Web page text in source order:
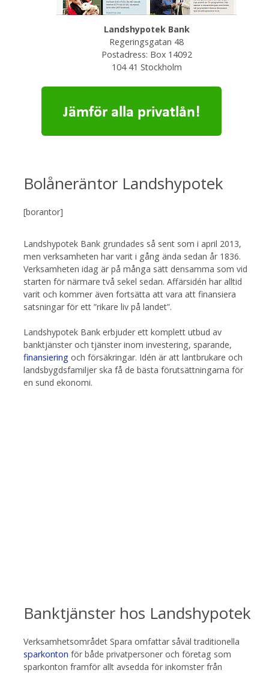
Landshypotek Bank
Regeringsgatan 48
Postadress: Box 14092
104 41 Stockholm
Bolåneräntor Landshypotek
[borantor]
Landshypotek Bank grundades så sent som i april 2013,
men verksamheten har varit i gång ända sedan år 1836.
Verksamheten idag är på många sätt densamma som vid
starten för närmare två sekel sedan. Affärsidén har alltid
varit och kommer även fortsätta att vara att finansiera
satsningar för ett ”rikare liv på landet”.
Landshypotek Bank erbjuder ett komplett utbud av
banktjänster och tjänster inom investering, sparande,
finansiering och försäkringar. Idén är att lantbrukare och
landsbygdsfamiljer ska få de bästa förutsättningarna för
en sund ekonomi.
Banktjänster hos Landshypotek
Verksamhetsområdet Spara omfattar såväl traditionella
sparkonton för både privatpersoner och företag som
sparkonton framför allt avsedda för inkomster från